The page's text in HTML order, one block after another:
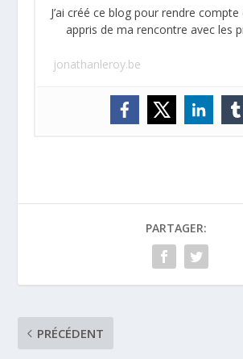
J’ai créé ce blog pour rendre compte
appris de ma rencontre avec les
jonathanleroy.be
PARTAGER:
PRÉCÉDENT